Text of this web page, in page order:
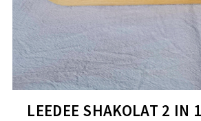
LEEDEE SHAKOLAT 2 IN